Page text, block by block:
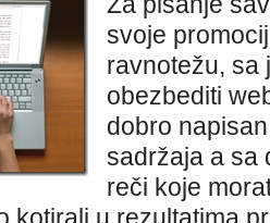
svoje
ravnotežu, sa
obezbediti
dobro
sadržaja a sa
reči koje